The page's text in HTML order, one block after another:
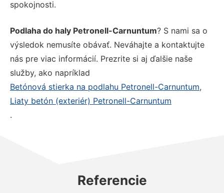
spokojnosti.
Podlaha do haly Petronell-Carnuntum? S nami sa o
výsledok nemusíte obávať. Neváhajte a kontaktujte
nás pre viac informácií. Prezrite si aj ďalšie naše
služby, ako napríklad
Betónová stierka na podlahu Petronell-Carnuntum,
Liaty betón (exteriér) Petronell-Carnuntum
.
Referencie